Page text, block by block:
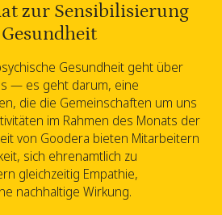
zur Sensibilisierung
Gesundheit geht über
— es geht darum, eine
die die Gemeinschaften um uns
im Rahmen des Monats der
von Goodera bieten Mitarbeitern
sich ehrenamtlich zu
gleichzeitig Empathie,
nachhaltige Wirkung.